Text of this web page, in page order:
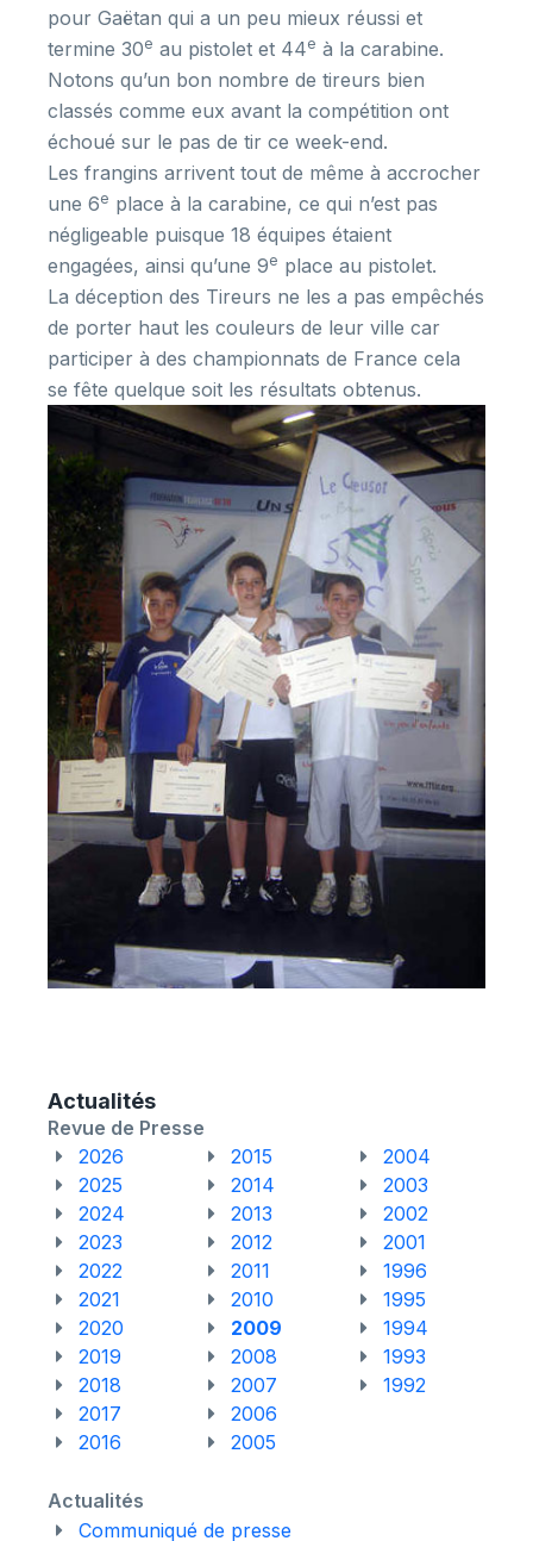
pour Gaëtan qui a un peu mieux réussi et
termine 30e au pistolet et 44e à la carabine.
Notons qu’un bon nombre de tireurs bien
classés comme eux avant la compétition ont
échoué sur le pas de tir ce week-end.
Les frangins arrivent tout de même à accrocher
une 6e place à la carabine, ce qui n’est pas
négligeable puisque 18 équipes étaient
engagées, ainsi qu’une 9e place au pistolet.
La déception des Tireurs ne les a pas empêchés
de porter haut les couleurs de leur ville car
participer à des championnats de France cela
se fête quelque soit les résultats obtenus.
Actualités
Revue de Presse
2026
2025
2024
2023
2022
2021
2020
2019
2018
2017
2016
2015
2014
2013
2012
2011
2010
2009
2008
2007
2006
2005
2004
2003
2002
2001
1996
1995
1994
1993
1992
Actualités
Communiqué de presse